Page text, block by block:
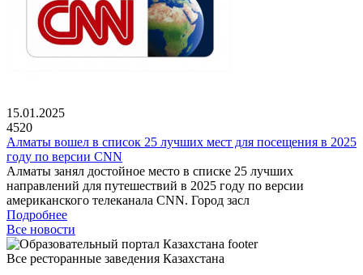
15.01.2025
4520
Алматы вошел в список 25 лучших мест для посещения в 2025
году по версии CNN
Алматы занял достойное место в списке 25 лучших
направлений для путешествий в 2025 году по версии
американского телеканала CNN. Город засл
Подробнее
Все новости
Все ресторанные заведения Казахстана